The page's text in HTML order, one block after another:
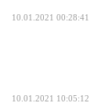
10.01.2021 00:28:41
10.01.2021 10:05:12